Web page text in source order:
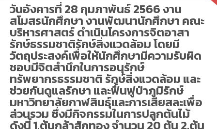
วันอังคารที่ 28 กุมภาพันธ์ 2566 งาน
สโมสรนักศึกษา งานพัฒนานักศึกษา คณะ
บริหารศาสตร์ ดำเนินโครงการจิตอาสา
รักษ์ธรรมชาติรักษ์สิ่งแวดล้อม โดยมี
วัตถุประสงค์เพื่อให้นักศึกษามีความรับผิด
ชอบมีจิตสำนึกในการอนุรักษ์
ทรัพยากรธรรมชาติ รักษ์สิ่งแวดล้อม และ
ช่วยกันดูแลรักษา และฟื้นฟูป่าภูมิรักษ์
มหาวิทยาลัยกาฬสินธุ์และการเสียสละเพื่อ
ส่วนรวม ซึ่งมีกิจกรรมในการปลูกต้นไม้
ดังนี้ 1.ต้นกล้าสักทอง จำนวน 20 ต้น 2.ต้น